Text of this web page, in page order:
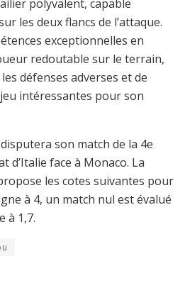
polyvalent, capable
les deux flancs de l’attaque.
exceptionnelles en
redoutable sur le terrain,
défenses adverses et de
intéressantes pour son
son match de la 4e
d’Italie face à Monaco. La
les cotes suivantes pour
à 4, un match nul est évalué
à 1,7.